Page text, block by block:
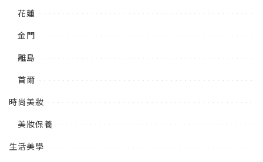
花蓮
金門
離島
首爾
時尚美妝
美妝保養
生活美學